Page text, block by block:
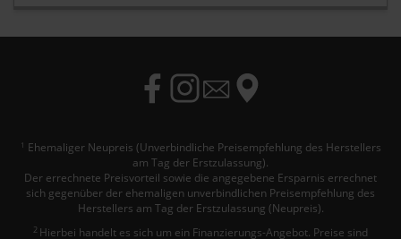
1 Ehemaliger Neupreis (Unverbindliche Preisempfehlung des Herstellers
am Tag der Erstzulassung).
Der errechnete Preisvorteil sowie die angegebene Ersparnis errechnet
sich gegenüber der ehemaligen unverbindlichen Preisempfehlung des
Herstellers am Tag der Erstzulassung (Neupreis).
2 Hierbei handelt es sich um ein Finanzierungs-Angebot. Preise sind